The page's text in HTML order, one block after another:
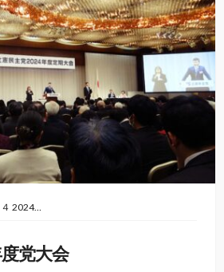
４ 2024…
党大会